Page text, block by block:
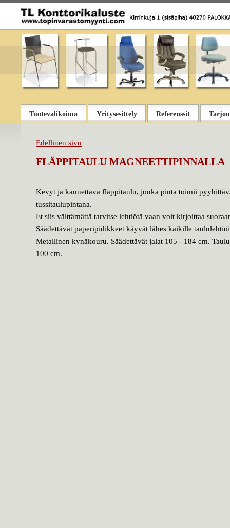
Tuotevalikoima Yritysesittely Referenssit
Edellinen sivu
FLÄPPITAULU MAGNEETTIPINNALLA
Kevyt ja kannettava fläppitaulu, jonka pinta toimii
tussitaulupintana.
Et siis välttämättä tarvitse lehtiötä vaan voit kirjoittaa
Säädettävät paperipidikkeet käyvät lähes kaikille
Metallinen kynäkouru. Säädettävät jalat 105 - 184 cm.
100 cm.